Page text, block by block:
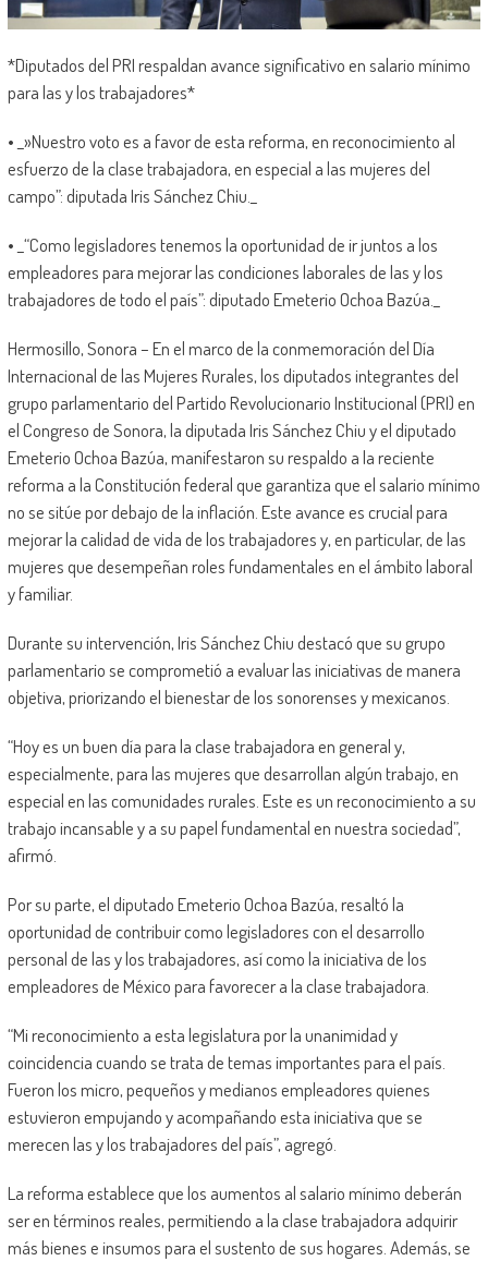
*Diputados del PRI respaldan avance significativo en salario mínimo
para las y los trabajadores*
• _»Nuestro voto es a favor de esta reforma, en reconocimiento al
esfuerzo de la clase trabajadora, en especial a las mujeres del
campo”: diputada Iris Sánchez Chiu._
• _“Como legisladores tenemos la oportunidad de ir juntos a los
empleadores para mejorar las condiciones laborales de las y los
trabajadores de todo el país”: diputado Emeterio Ochoa Bazúa._
Hermosillo, Sonora – En el marco de la conmemoración del Día
Internacional de las Mujeres Rurales, los diputados integrantes del
grupo parlamentario del Partido Revolucionario Institucional (PRI) en
el Congreso de Sonora, la diputada Iris Sánchez Chiu y el diputado
Emeterio Ochoa Bazúa, manifestaron su respaldo a la reciente
reforma a la Constitución federal que garantiza que el salario mínimo
no se sitúe por debajo de la inflación. Este avance es crucial para
mejorar la calidad de vida de los trabajadores y, en particular, de las
mujeres que desempeñan roles fundamentales en el ámbito laboral
y familiar.
Durante su intervención, Iris Sánchez Chiu destacó que su grupo
parlamentario se comprometió a evaluar las iniciativas de manera
objetiva, priorizando el bienestar de los sonorenses y mexicanos.
“Hoy es un buen día para la clase trabajadora en general y,
especialmente, para las mujeres que desarrollan algún trabajo, en
especial en las comunidades rurales. Este es un reconocimiento a su
trabajo incansable y a su papel fundamental en nuestra sociedad”,
afirmó.
Por su parte, el diputado Emeterio Ochoa Bazúa, resaltó la
oportunidad de contribuir como legisladores con el desarrollo
personal de las y los trabajadores, así como la iniciativa de los
empleadores de México para favorecer a la clase trabajadora.
“Mi reconocimiento a esta legislatura por la unanimidad y
coincidencia cuando se trata de temas importantes para el país.
Fueron los micro, pequeños y medianos empleadores quienes
estuvieron empujando y acompañando esta iniciativa que se
merecen las y los trabajadores del país”, agregó.
La reforma establece que los aumentos al salario mínimo deberán
ser en términos reales, permitiendo a la clase trabajadora adquirir
más bienes e insumos para el sustento de sus hogares. Además, se